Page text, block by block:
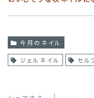
今月のネイル
ジェルネイル セル